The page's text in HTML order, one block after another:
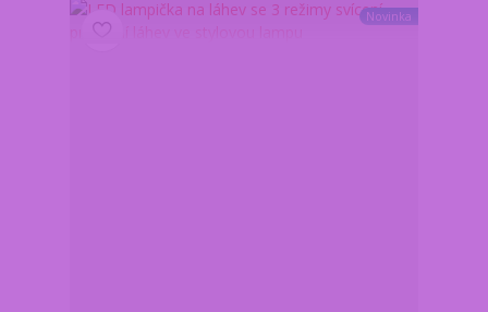
Novinka